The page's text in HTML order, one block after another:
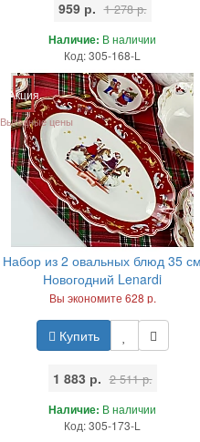
959 р. 1 278 р.
Наличие: В наличии
Код: 305-168-L
Акция
Выгодные цены
Набор из 2 овальных блюд 35
Новогодний Lenardi
Вы экономите 628 р.
Купить
1 883 р. 2 511 р.
Наличие: В наличии
Код: 305-173-L